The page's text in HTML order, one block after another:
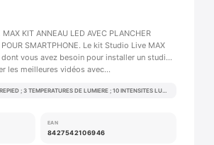
MAX KIT ANNEAU LED AVEC PLANCHER
SMARTPHONE. Le kit Studio Live MAX
vous avez besoin pour installer un studio
les meilleures vidéos avec…
ANNEAU LED AVEC TREPIED ; 3 TEMPERATURES DE LUMIERE ; 10 INTENSITES LUMINEUSES
EAN
8427542106946